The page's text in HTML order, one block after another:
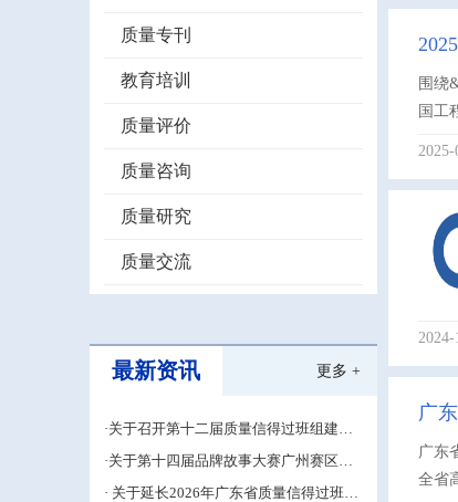
质量专刊
教育培训
质量评价
质量咨询
质量研究
质量交流
最新资讯 更多 +
·关于召开第十二届质量信得过班组建设
经验交流大会的通知
·关于第十四届品牌故事大赛广州赛区的
补充通知
· 关于延长2026年广东省质量信得过班组
围绕
国工
2025-
2024-
广
广东
全省